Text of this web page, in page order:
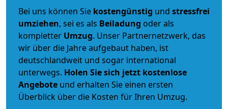
Bei uns können Sie kostengünstig und stressfrei
umziehen, sei es als Beiladung oder als
kompletter Umzug. Unser Partnernetzwerk, das
wir über die Jahre aufgebaut haben, ist
deutschlandweit und sogar international
unterwegs. Holen Sie sich jetzt kostenlose
Angebote und erhalten Sie einen ersten
Überblick über die Kosten für Ihren Umzug.